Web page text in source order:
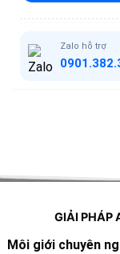
Zalo hỗ trợ
GIẢI PHÁP
Môi giới chuyên